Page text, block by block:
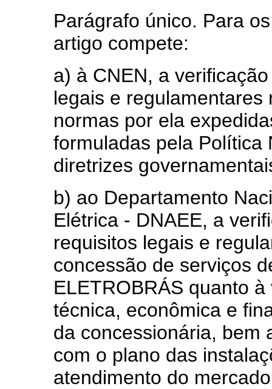
Parágrafo único. Para
artigo compete:
a) à CNEN, a
legais e regulamentares
normas por ela
formuladas pela Política
diretrizes
b) ao Departamento
Elétrica - DNAEE, a
requisitos legais e
concessão de serviços
ELETROBRÁS quanto
técnica, econômica e
da concessionária, bem
com o plano das
atendimento do